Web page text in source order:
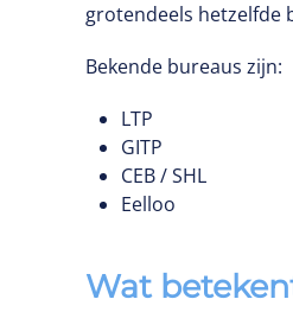
grotendeels hetzelfde
Bekende bureaus zijn:
LTP
GITP
CEB / SHL
Eelloo
Wat